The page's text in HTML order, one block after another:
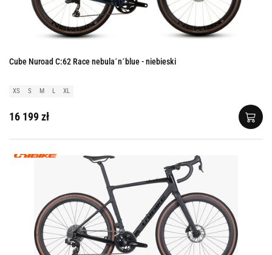
Cube Nuroad C:62 Race nebula´n´blue - niebieski
XS S M L XL
16 199 zł